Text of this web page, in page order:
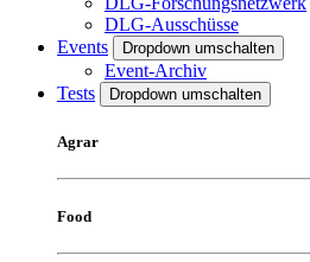
DLG-Ausschüsse
Events
Dropdown umschalten
Event-Archiv
Tests
Dropdown umschalten
Agrar
Food